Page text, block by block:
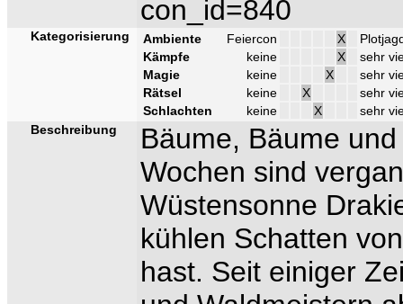
con_id=840
Kategorisierung Ambiente Feiercon X
Kämpfe
keine X
sehr
Magie
keine X
sehr
Rätsel
keine X
sehr
Schlachten
keine X
sehr
Beschreibung
Bäume, Bäume
Wochen sind
Wüstensonne
kühlen Schatten
hast. Seit einiger